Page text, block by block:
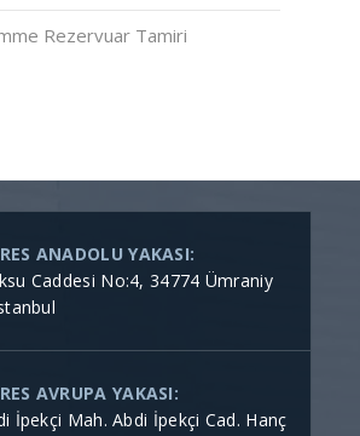
Rezervuar Tamiri
ANADOLU YAKASI:
Caddesi No:4, 34774 Ümraniy
AVRUPA YAKASI:
İpekçi Mah. Abdi İpekçi Cad. Hanç